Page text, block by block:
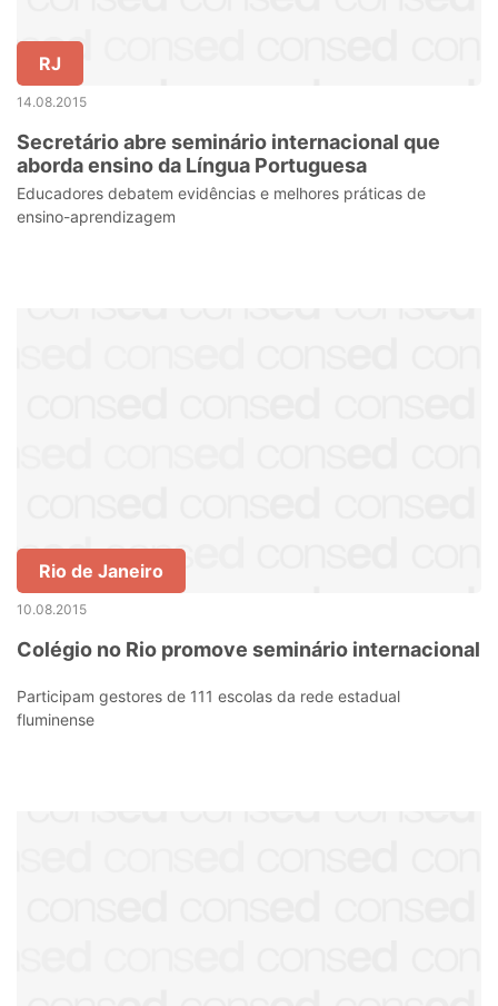
RJ
14.08.2015
Secretário abre seminário internacional que
aborda ensino da Língua Portuguesa
Educadores debatem evidências e melhores práticas de
ensino-aprendizagem
Rio de Janeiro
10.08.2015
Colégio no Rio promove seminário internacional
Participam gestores de 111 escolas da rede estadual
fluminense